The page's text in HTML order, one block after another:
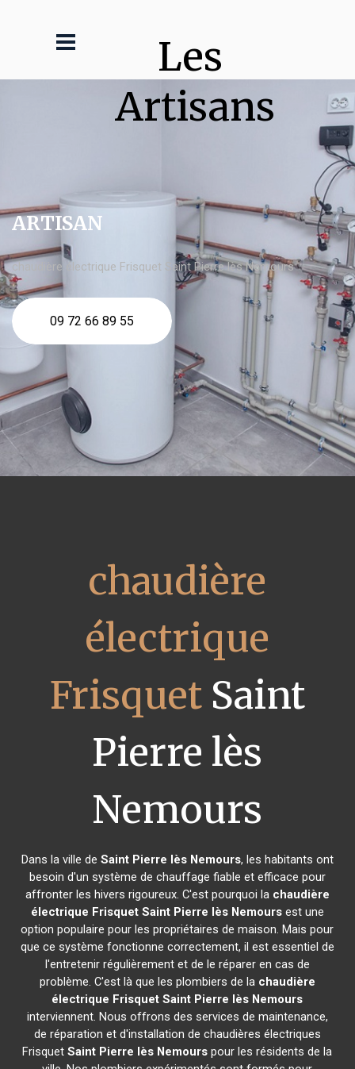
Les
Artisans
ARTISAN
chaudière électrique Frisquet Saint Pierre lès Nemours
09 72 66 89 55
chaudière
électrique
FrisquetSaint
Pierre lès
Nemours
Dans la ville de Saint Pierre lès Nemours, les habitants ont
besoin d'un système de chauffage fiable et efficace pour
affronter les hivers rigoureux. C'est pourquoi la chaudière
électrique Frisquet Saint Pierre lès Nemoursest une
option populaire pour les propriétaires de maison. Mais pour
que ce système fonctionne correctement, il est essentiel de
l'entretenir régulièrement et de le réparer en cas de
problème. C'est là que les plombiers de la chaudière
électrique Frisquet Saint Pierre lès Nemours
interviennent. Nous offrons des services de maintenance,
de réparation et d'installation de chaudières électriques
FrisquetSaint Pierre lès Nemours pour les résidents de la